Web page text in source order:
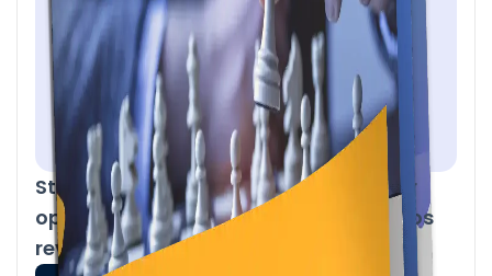
Stratégie commerciale : le guide pour
optimiser vos ventes et augmenter vos
revenus